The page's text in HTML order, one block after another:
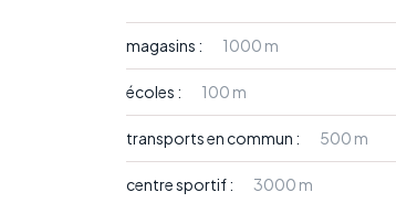
magasins : 1000 m
écoles : 100 m
transports en commun : 500 m
centre sportif : 3000 m